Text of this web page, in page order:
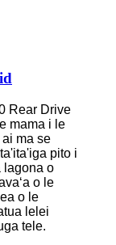
Rear Drive
mama i le
ma se
pito i
lagona o
o le
o le
lelei
tele.